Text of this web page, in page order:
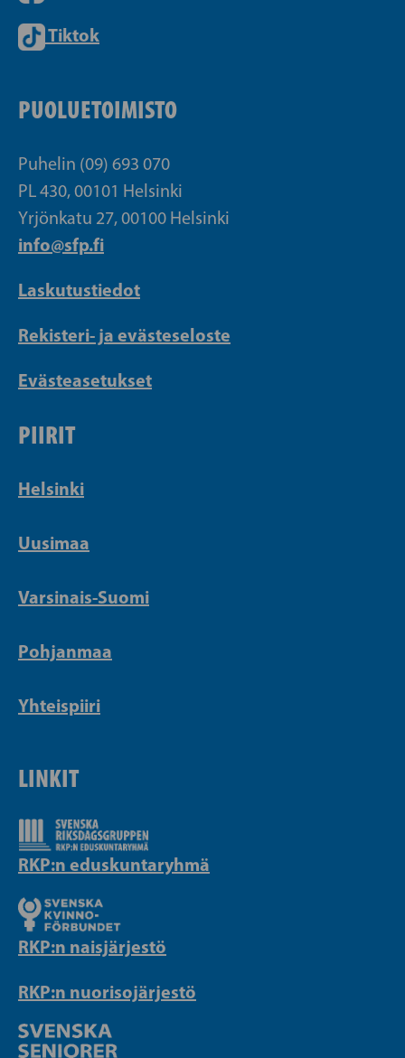
Tiktok
PUOLUETOIMISTO
Puhelin (09) 693 070
PL 430, 00101 Helsinki
Yrjönkatu 27, 00100 Helsinki
info@sfp.fi
Laskutustiedot
Rekisteri- ja evästeseloste
Evästeasetukset
PIIRIT
Helsinki
Uusimaa
Varsinais-Suomi
Pohjanmaa
Yhteispiiri
LINKIT
RKP:n eduskuntaryhmä
RKP:n naisjärjestö
RKP:n nuorisojärjestö